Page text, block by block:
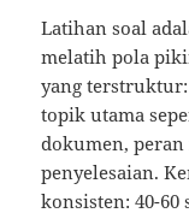
Latihan soal
melatih pola
yang
topik utama
dokumen,
penyelesaian.
konsisten: 40-60